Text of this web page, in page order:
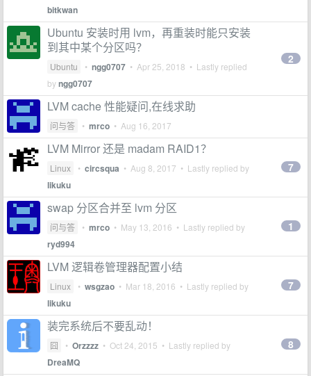
bitkwan
Ubuntu 安装时用 lvm，再重装时能只安装
到其中某个分区吗？
Ubuntu • ngg0707 • Apr 25, 2018 • Lastly replied
byngg0707
2
LVM cache 性能疑问,在线求助
问与答 • mrco • Aug 16, 2017
LVM Mirror 还是 madam RAID1？
Linux • circsqua • Aug 8, 2017 • Lastly replied by
likuku
7
swap 分区合并至 lvm 分区
问与答 • mrco • May 13, 2016 • Lastly replied by
ryd994
1
LVM 逻辑卷管理器配置小结
Linux • wsgzao • Mar 18, 2016 • Lastly replied by
likuku
7
装完系统后不要乱动！
囧 • Orzzzz • Oct 24, 2015 • Lastly replied by
DreaMQ
8